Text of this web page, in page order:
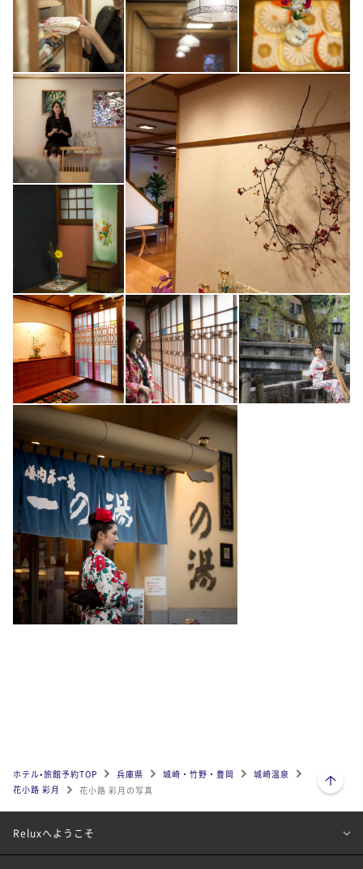
ホテル•旅館予約TOP 兵庫県 城崎・竹野・豊岡
城崎温泉
花小路 彩月
花小路 彩月の写真
ページトップへ
Reluxへようこそ